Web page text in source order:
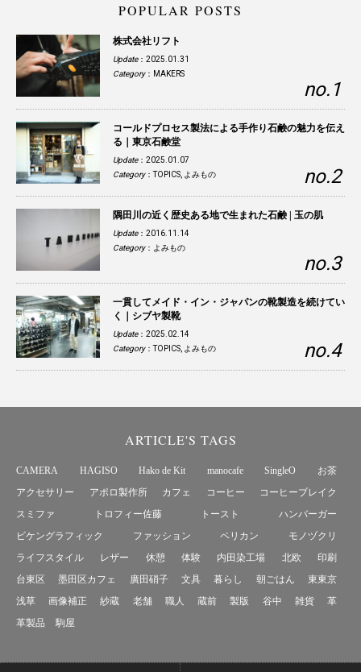
POPULAR POSTS
株式会社リフト
Update：2025.01.31
Category： MAKERS
コールドプロセス製法による手作り石鹸の魅力を伝え
る｜東京石鹸堂
Update：2025.01.07
Category：TOPICS よみもの
隅田川の近く歴史ある地で生まれた石鹸 | 玉の肌
Update：2016.11.14
Category： よみもの
一貫してメイド・イン・ジャパンの靴製造を続けてい
く｜シブヤ製靴
Update：2025.02.14
Category：TOPICS よみもの
ARTICLE'S TAGS
CAMERA HAGISO Hako de Kit manocafe SingleO
お茶
アクセサリー
アポロ製作所 カフェ コーヒー
コーヒーブレイク
スミファ
トロフィー佐藤 トースト
ハンバーガー
ビケングラフィック
ファッション ペリカン
モノヅクリ
ライフスタイル
レザー 休憩 体験 内田染工場 北欧
印刷
台東区
墨田区カフェ 廣田硝子 文具 暮らし 朝ごはん
東東京
浅草
画像補正 紗蔵 老舗 職人 蔵前 製版 谷中 雑貨
革
革製品
駒屋